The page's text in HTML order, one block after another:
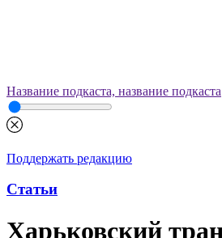
Название подкаста, название подкаста
Поддержать редакцию
Статьи
Харьковский